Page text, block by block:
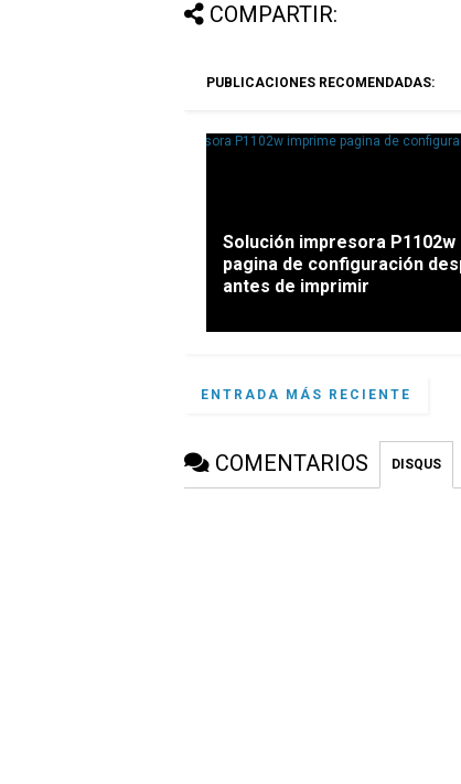
COMPARTIR:
PUBLICACIONES RECOMENDADAS:
Solución impresora P1102w
pagina de configuración
antes de imprimir
ENTRADA MÁS RECIENTE
COMENTARIOS DISQUS